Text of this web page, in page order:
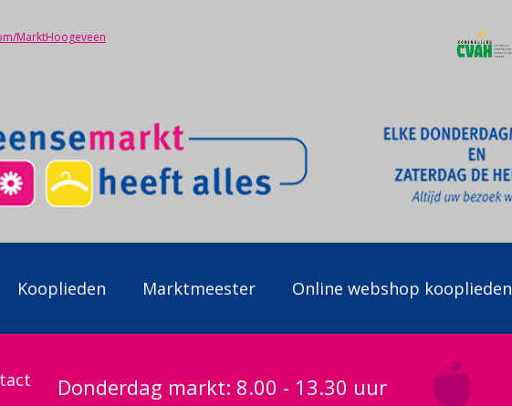
MarktHoogeveen
Kooplieden Marktmeester Online webshop kooplieden
Donderdag markt: 8.00 - 13.30 uur